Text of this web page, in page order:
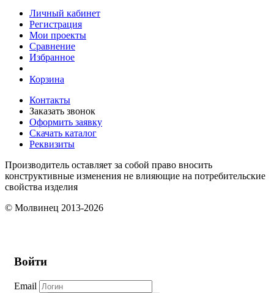
Личный кабинет
Регистрация
Мои проекты
Сравнение
Избранное
Корзина
Контакты
Заказать звонок
Оформить заявку
Скачать каталог
Реквизиты
Производитель оставляет за собой право вносить
конструктивные изменения не влияющие на потребительские
свойства изделия
© Молвинец 2013-2026
Войти
Email